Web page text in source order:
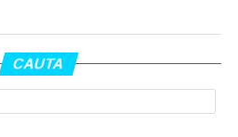
CAUTA